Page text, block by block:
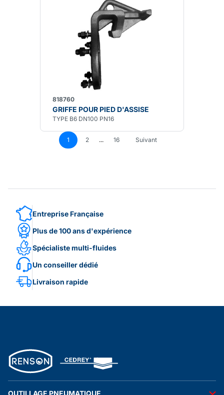
818760
GRIFFE POUR PIED D'ASSISE
TYPE B6 DN100 PN16
1 2 ... 16 Suivant
Entreprise Française
Plus de 100 ans d'expérience
Spécialiste multi-fluides
Un conseiller dédié
Livraison rapide
OUTILLAGE PNEUMATIQUE